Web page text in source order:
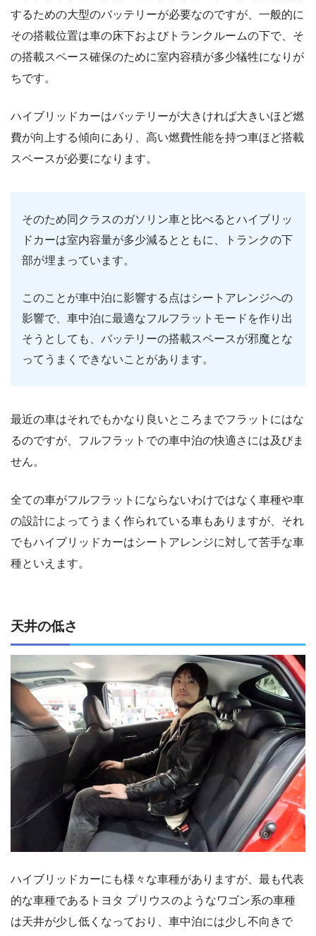
するための大型のバッテリーが必要なのですが、一般的に
その搭載位置は車の床下およびトランクルームの下で、そ
の搭載スペース確保のために室内容積が多少犠牲になりが
ちです。
ハイブリッドカーはバッテリーが大きければ大きいほど燃
費が向上する傾向にあり、高い燃費性能を持つ車ほど搭載
スペースが必要になります。
そのため同クラスのガソリン車と比べるとハイブリッ
ドカーは室内容量が多少減るとともに、トランクの下
部が埋まっています。
このことが車中泊に影響する点はシートアレンジへの
影響で、車中泊に最適なフルフラットモードを作り出
そうとしても、バッテリーの搭載スペースが邪魔とな
ってうまくできないことがあります。
最近の車はそれでもかなり良いところまでフラットにはな
るのですが、フルフラットでの車中泊の快適さには及びま
せん。
全ての車がフルフラットにならないわけではなく車種や車
の設計によってうまく作られている車もありますが、それ
でもハイブリッドカーはシートアレンジに対して苦手な車
種といえます。
天井の低さ
ハイブリッドカーにも様々な車種がありますが、最も代表
的な車種であるトヨタ プリウスのようなワゴン系の車種
は天井が少し低くなっており、車中泊には少し不向きで